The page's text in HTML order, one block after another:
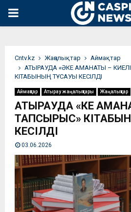
PRIMARY
Сntv.kz Жаңалықтар
Аймақтар
АТЫРАУДА «ӘКЕ АМАHАТЫ –
КІТАБЫНЫҢ ТҰСАУЫ КЕСІЛДІ
Аймақтар Атырау жаңалықтары Жаңалықтар
АТЫРАУДА «ӘКЕ
ТАПСЫРЫС»
КЕСІЛДІ
03.06.2026